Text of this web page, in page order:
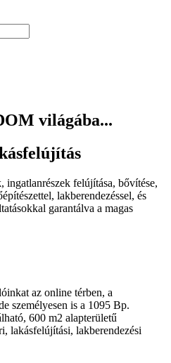
világába...
ingatlanrészek felújítása, bővítése,
lakberendezéssel, és
garantálva a magas
az online térben, a
személyesen is a 1095 Bp.
600 m2 alapterületű
lakásfelújítási, lakberendezési